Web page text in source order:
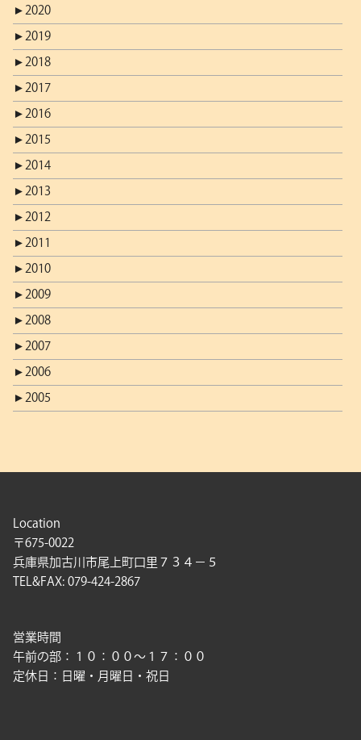
► 2020
► 2019
► 2018
► 2017
► 2016
► 2015
► 2014
► 2013
► 2012
► 2011
► 2010
► 2009
► 2008
► 2007
► 2006
► 2005
Location
〒675-0022
兵庫県加古川市尾上町口里７３４－５
TEL&FAX: 079-424-2867
営業時間
午前の部：１０：００〜１７：００
定休日：日曜・月曜日・祝日